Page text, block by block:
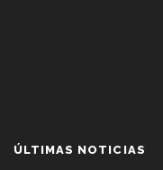
ÚLTIMAS NOTICIAS